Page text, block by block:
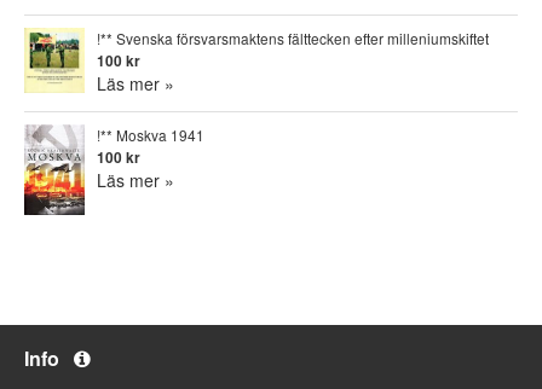
!** Svenska försvarsmaktens fälttecken efter milleniumskiftet
100 kr
Läs mer »
!** Moskva 1941
100 kr
Läs mer »
Info